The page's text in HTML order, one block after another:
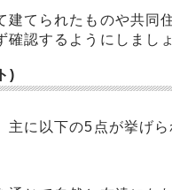
建てられたものや共同
認するようにしましょ
)
に以下の5点が挙げら